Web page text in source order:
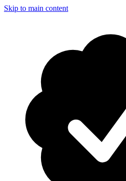
Skip to main content